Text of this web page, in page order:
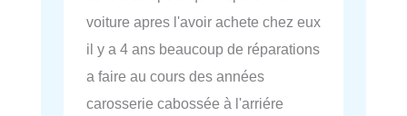
voiture apres l'avoir achete chez eux
il y a 4 ans beaucoup de réparations
a faire au cours des années
carosserie cabossée à l'arriére